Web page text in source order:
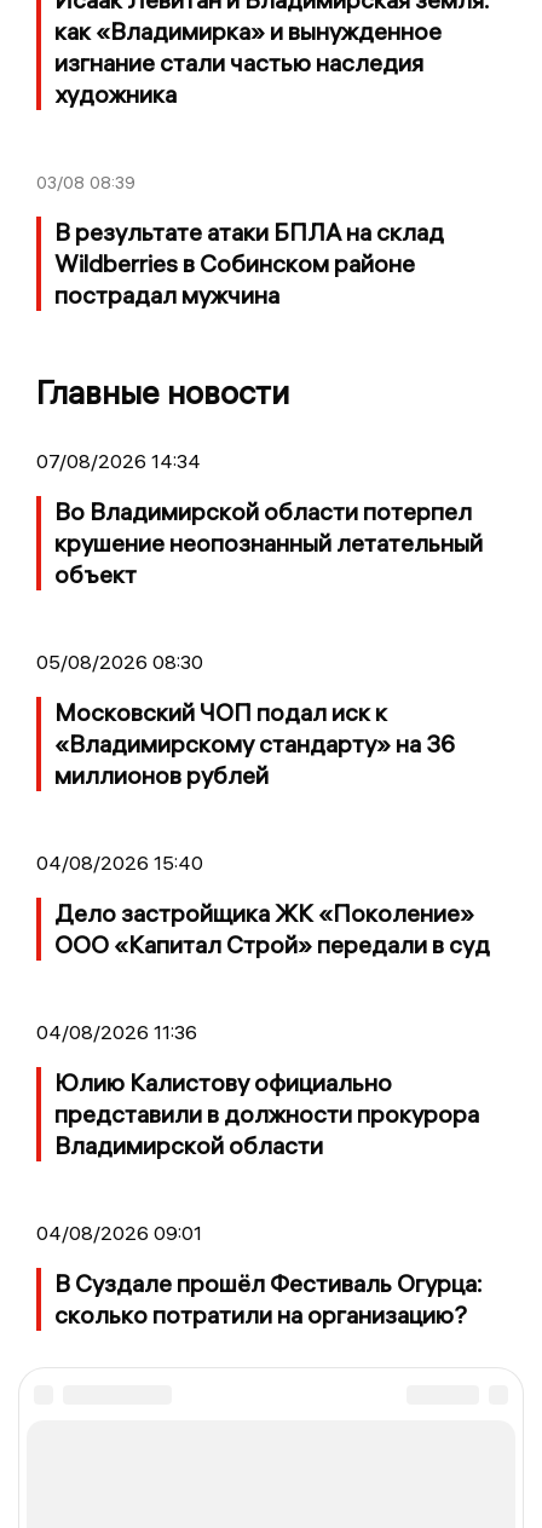
как «Владимирка» и вынужденное
изгнание стали частью наследия
художника
03/08 08:39
В результате атаки БПЛА на склад
Wildberries в Собинском районе
пострадал мужчина
Главные новости
07/08/2026 14:34
Во Владимирской области потерпел
крушение неопознанный летательный
объект
05/08/2026 08:30
Московский ЧОП подал иск к
«Владимирскому стандарту» на 36
миллионов рублей
04/08/2026 15:40
Дело застройщика ЖК «Поколение»
ООО «Капитал Строй» передали в суд
04/08/2026 11:36
Юлию Калистову официально
представили в должности прокурора
Владимирской области
04/08/2026 09:01
В Суздале прошёл Фестиваль Огурца:
сколько потратили на организацию?